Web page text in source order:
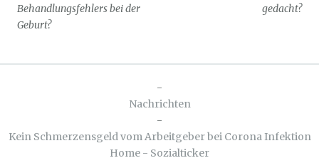
Behandlungsfehlers bei der
Geburt?
gedacht?
-
Nachrichten
-
Kein Schmerzensgeld vom Arbeitgeber bei Corona Infektion
Home - Sozialticker